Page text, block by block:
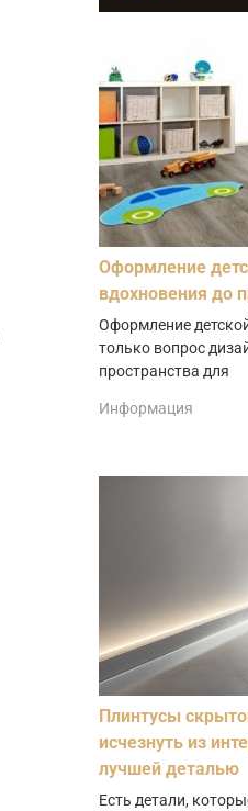
Оформление
вдохновения до
Оформление
только вопрос
пространства для
Информация
Плинтусы
исчезнуть из
лучшей деталью
Есть детали,